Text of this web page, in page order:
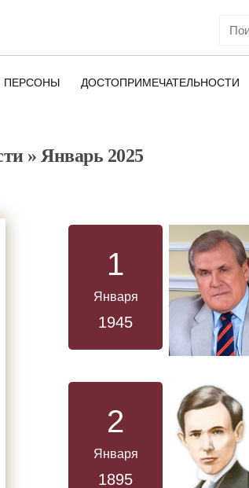
ПЕРСОНЫ ДОСТОПРИМЕЧАТЕЛЬНОСТИ
» Январь 2025
1
Января
1945
2
Января
1895